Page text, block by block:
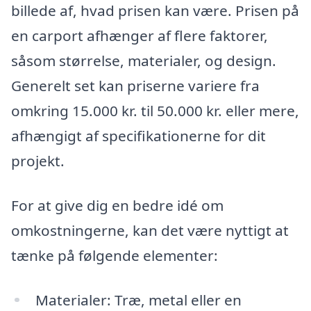
billede af, hvad prisen kan være. Prisen på
en carport afhænger af flere faktorer,
såsom størrelse, materialer, og design.
Generelt set kan priserne variere fra
omkring 15.000 kr. til 50.000 kr. eller mere,
afhængigt af specifikationerne for dit
projekt.
For at give dig en bedre idé om
omkostningerne, kan det være nyttigt at
tænke på følgende elementer:
Materialer: Træ, metal eller en